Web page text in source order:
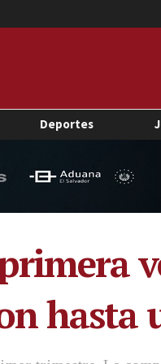
Deportes
hasta